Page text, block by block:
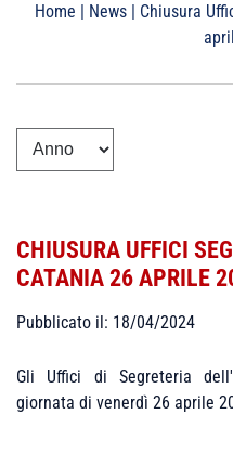
Home | News | Chiusura
CHIUSURA UFFICI
CATANIA 26 APRILE
Pubblicato il: 18/04/2024
Gli Uffici di Segreteria
giornata di venerdì 26 aprile